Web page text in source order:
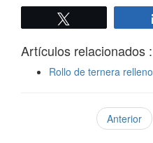
Artículos relacionados :
Rollo de ternera relleno
Anterior